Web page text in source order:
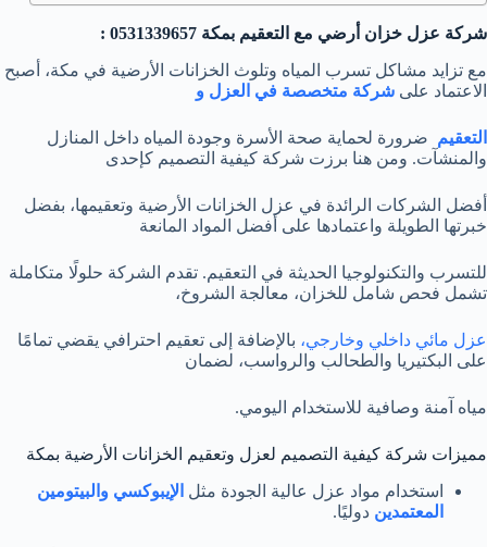
شركة عزل خزان أرضي مع التعقيم بمكة 0531339657 :
مع تزايد مشاكل تسرب المياه وتلوث الخزانات الأرضية في مكة، أصبح
الاعتماد على شركة متخصصة في العزل و
التعقيم ضرورة لحماية صحة الأسرة وجودة المياه داخل المنازل
والمنشآت. ومن هنا برزت شركة كيفية التصميم كإحدى
أفضل الشركات الرائدة في عزل الخزانات الأرضية وتعقيمها، بفضل
خبرتها الطويلة واعتمادها على أفضل المواد المانعة
للتسرب والتكنولوجيا الحديثة في التعقيم. تقدم الشركة حلولًا متكاملة
تشمل فحص شامل للخزان، معالجة الشروخ،
عزل مائي داخلي وخارجي، بالإضافة إلى تعقيم احترافي يقضي تمامًا
على البكتيريا والطحالب والرواسب، لضمان
مياه آمنة وصافية للاستخدام اليومي.
مميزات شركة كيفية التصميم لعزل وتعقيم الخزانات الأرضية بمكة
استخدام مواد عزل عالية الجودة مثل الإيبوكسي والبيتومين
المعتمدين دوليًا.